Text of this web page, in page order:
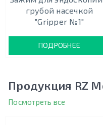
грубой насечкой
"Gripper №1"
ПОДРОБНЕЕ
Продукция RZ
Посмотреть все